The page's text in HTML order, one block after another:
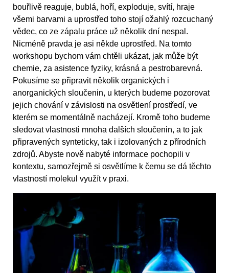
bouřlivě reaguje, bublá, hoří, exploduje, svítí, hraje
všemi barvami a uprostřed toho stojí ožahlý rozcuchaný
vědec, co ze zápalu práce už několik dní nespal.
Nicméně pravda je asi někde uprostřed. Na tomto
workshopu bychom vám chtěli ukázat, jak může být
chemie, za asistence fyziky, krásná a pestrobarevná.
Pokusíme se připravit několik organických i
anorganických sloučenin, u kterých budeme pozorovat
jejich chování v závislosti na osvětlení prostředí, ve
kterém se momentálně nacházejí. Kromě toho budeme
sledovat vlastnosti mnoha dalších sloučenin, a to jak
připravených synteticky, tak i izolovaných z přírodních
zdrojů. Abyste nově nabyté informace pochopili v
kontextu, samozřejmě si osvětlíme k čemu se dá těchto
vlastností molekul využít v praxi.